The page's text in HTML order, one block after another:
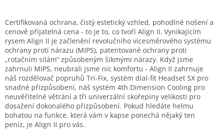
Certifikovaná ochrana, čistý estetický vzhled, pohodlné nošení a
cenově přijatelná cena - to je to, co tvoří Align II. Vynikajícím
rysem Align II je začlenění revolučního vícesměrového systému
ochrany proti nárazu (MIPS), patentované ochrany proti
„rotačním silám“ způsobeným šikmými nárazy. Když jsme
zahrnuli MIPS, neubrali jsme nic komfortu - Align II zahrnuje
náš rozdělovač popruhů Tri-Fix, systém dial-fit Headset SX pro
snadné přizpůsobení, náš systém 4th Dimension Cooling pro
neuvěřitelné větrání a tři univerzální skořepiny velikosti pro
dosažení dokonalého přizpůsobení. Pokud hledáte helmu
bohatou na funkce, která vám v kapse ponechá nějaký ten
peníz, je Align II pro vás.